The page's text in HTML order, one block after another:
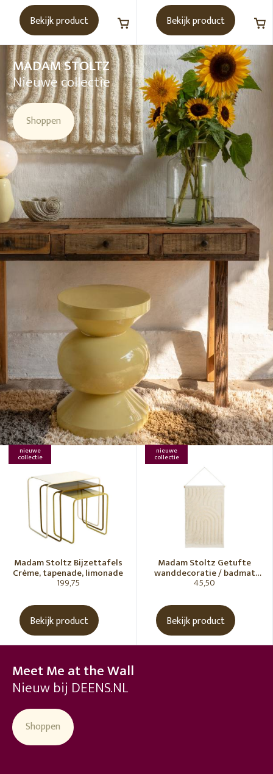
Bekijk product Bekijk product
MADAM STOLTZ
Nieuwe collectie
Shoppen
nieuwe
collectie
Madam Stoltz Bijzettafels
Crème, tapenade, limonade
199,75
Bekijk product
nieuwe
collectie
Madam Stoltz Getufte
wanddecoratie / badmat
Vanille
45,50
Bekijk product
Meet Me at the Wall
Nieuw bij DEENS.NL
Shoppen